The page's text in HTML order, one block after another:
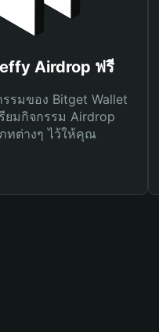
Airdrop ฟรี
รมของ Bitget Wallet
รียมกิจกรรม Airdrop
ภทต่างๆ ไว้ให้คุณ